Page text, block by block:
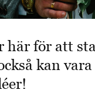
här för att
kan